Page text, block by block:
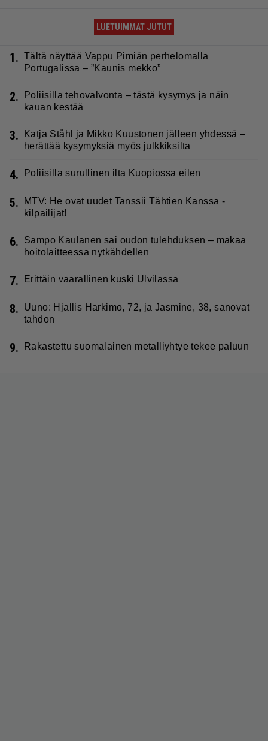
LUETUIMMAT JUTUT
1. Tältä näyttää Vappu Pimiän perhelomalla
Portugalissa – ”Kaunis mekko”
2.
Poliisilla tehovalvonta – tästä kysymys ja näin
kauan kestää
3.
Katja Ståhl ja Mikko Kuustonen jälleen yhdessä –
herättää kysymyksiä myös julkkiksilta
4. Poliisilla surullinen ilta Kuopiossa eilen
5.
MTV: He ovat uudet Tanssii Tähtien Kanssa -
kilpailijat!
6.
Sampo Kaulanen sai oudon tulehduksen – makaa
hoitolaitteessa nytkähdellen
7. Erittäin vaarallinen kuski Ulvilassa
8.
Uuno: Hjallis Harkimo, 72, ja Jasmine, 38, sanovat
tahdon
9. Rakastettu suomalainen metalliyhtye tekee paluun